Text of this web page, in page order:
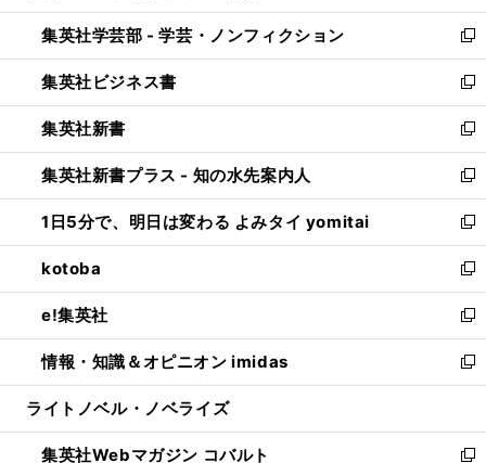
開
く
ウ
で
開
く
ン
ド
ウ
で
開
く
ウ
ィ
ン
ド
ウ
で
開
く
集英社学芸部 - 学芸・ノンフィクション
新
し
い
ウ
ィ
ン
ド
ウ
で
開
く
集英社ビジネス書
新
し
い
ウ
ィ
ン
ド
ウ
で
開
く
集英社新書
新
し
い
ウ
ィ
ン
ド
ウ
で
開
く
集英社新書プラス - 知の水先案内人
新
し
い
ウ
ィ
ン
ド
ウ
で
開
1日5分で、明日は変わる よみタイ yomitai
新
し
い
ウ
ィ
ン
ド
ウ
開
く
kotoba
新
し
い
ウ
ィ
ン
ウ
で
e!集英社
新
し
い
ウ
ン
ド
情報・知識＆オピニオン imidas
新
し
ウ
ィ
ライトノベル・ノベライズ
集英社Webマガジン コバルト